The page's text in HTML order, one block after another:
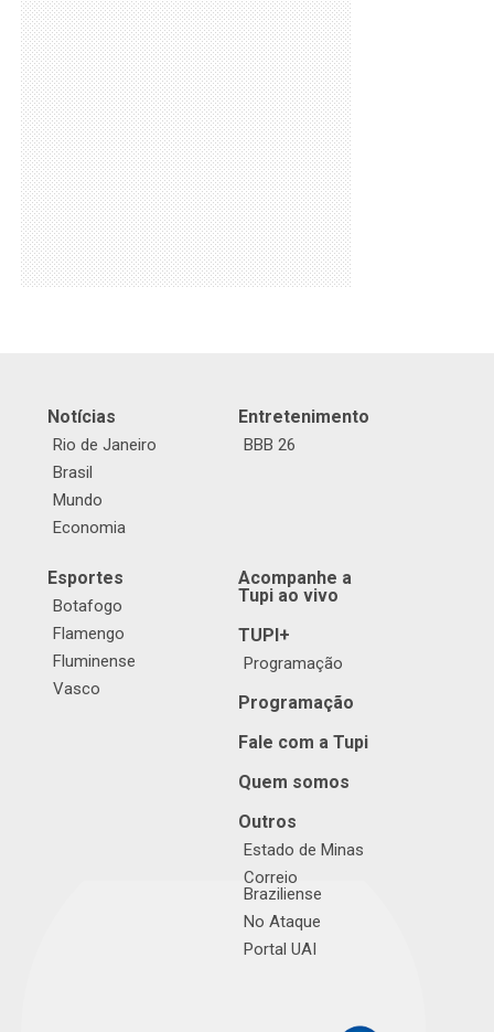
Notícias
Rio de Janeiro
Brasil
Mundo
Economia
Entretenimento
BBB 26
Esportes
Botafogo
Flamengo
Fluminense
Vasco
Acompanhe a
Tupi ao vivo
TUPI+
Programação
Programação
Fale com a Tupi
Quem somos
Outros
Estado de Minas
Correio
Braziliense
No Ataque
Portal UAI